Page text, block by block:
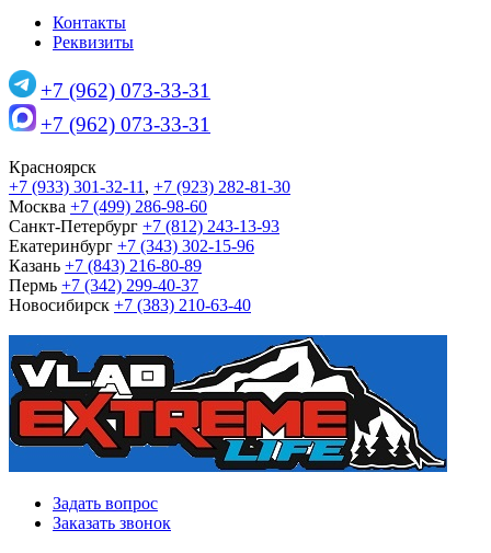
Контакты
Реквизиты
+7 (962) 073-33-31
+7 (962) 073-33-31
Красноярск
+7 (933) 301-32-11 , +7 (923) 282-81-30
Москва +7 (499) 286-98-60
Санкт-Петербург +7 (812) 243-13-93
Екатеринбург +7 (343) 302-15-96
Казань +7 (843) 216-80-89
Пермь +7 (342) 299-40-37
Новосибирск +7 (383) 210-63-40
Задать вопрос
Заказать звонок